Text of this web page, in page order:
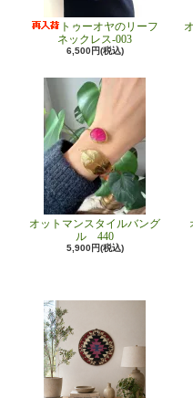
トゥーオヤのリーフ
ネックレス-003
6,500円(税込)
オットマンスタイルバング
ル 440
5,900円(税込)